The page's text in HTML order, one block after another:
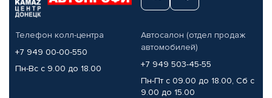
Телефон колл-центра
+7 949 00-00-550
Пн-Вс с 9.00 до 18.00
Автосалон (отдел продаж
автомобилей)
+7 949 503-45-55
Пн-Пт с 09.00 до 18.00, Сб с
9.00 до 15.00